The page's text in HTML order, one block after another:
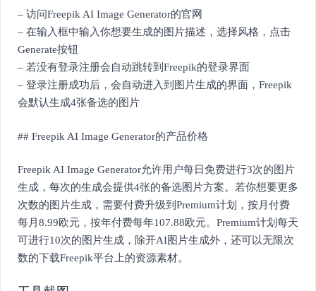
– 访问Freepik AI Image Generator的官网
– 在输入框中输入你想要生成的图片描述，选择风格，点击
Generate按钮
– 若没有登录注册会自动跳转到Freepik的登录界面
– 登录注册成功后，会自动进入到图片生成的界面，Freepik
会默认生成4张备选的图片
## Freepik AI Image Generator的产品价格
Freepik AI Image Generator允许用户每日免费进行3次的图片
生成，每次的生成会提供4张的备选图片方案。若你想要更多
次数的图片生成，需要付费升级到Premium计划，按月付费
每月8.99欧元，按年付费每年107.88欧元。Premium计划每天
可进行10次的图片生成，除开AI图片生成外，还可以无限次
数的下载Freepik平台上的资源素材。